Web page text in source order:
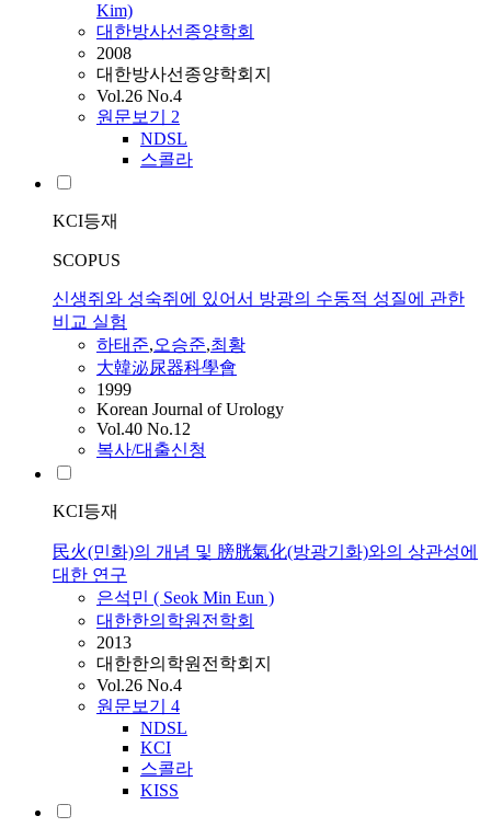
Kim)
대한방사선종양학회
2008
대한방사선종양학회지
Vol.26 No.4
원문보기 2
NDSL
스콜라
KCI등재
SCOPUS
신생쥐와 성숙쥐에 있어서 방광의 수동적 성질에 관한
비교 실험
하태준,오승준,최황
大韓泌尿器科學會
1999
Korean Journal of Urology
Vol.40 No.12
복사/대출신청
KCI등재
民火(민화)의 개념 및 膀胱氣化(방광기화)와의 상관성에
대한 연구
은석민 ( Seok Min Eun )
대한한의학원전학회
2013
대한한의학원전학회지
Vol.26 No.4
원문보기 4
NDSL
KCI
스콜라
KISS